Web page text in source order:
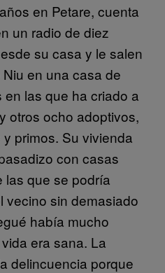
en Petare, cuenta
un radio de diez
su casa y le salen
en una casa de
las que ha criado a
otros ocho adoptivos,
primos. Su vivienda
con casas
las que se podría
vecino sin demasiado
había mucho
era sana. La
delincuencia porque